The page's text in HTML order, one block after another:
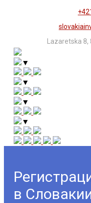
Lazaretska
▼
▼
▼
▼
в